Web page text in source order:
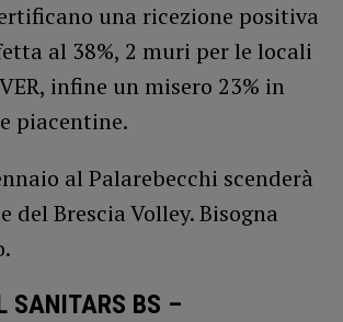
una ricezione positiva
al 38%, 2 muri per le locali
infine un misero 23% in
piacentine.
al Palarebecchi scenderà
del Brescia Volley. Bisogna
SANITARS BS –